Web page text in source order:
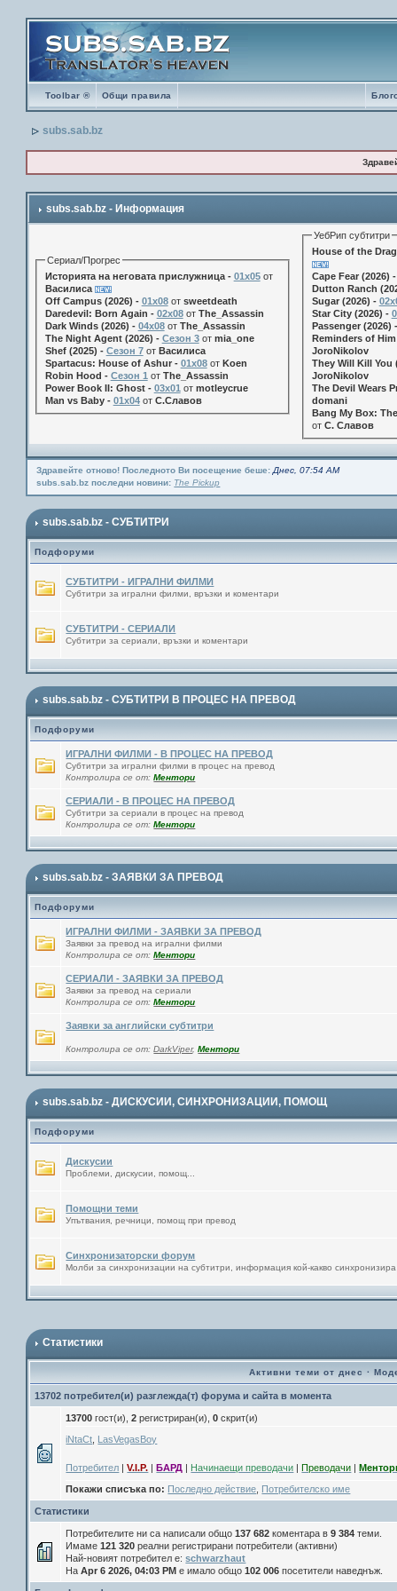
Toolbar ® Общи правила
subs.sab.bz
subs.sab.bz - Информация
Сериал/Прогрес
Историята на неговата прислужница - 01х05от
Василиса
Off Campus (2026) - 01x08от sweetdeath
Daredevil: Born Again - 02x08от The_Assassin
Dark Winds (2026) - 04x08от The_Assassin
The Night Agent (2026) - Сезон 3от mia_one
Shef (2025) - Сезон 7от Василиса
Spartacus: House of Ashur - 01x08от Koen
Robin Hood - Сезон 1 от The_Assassin
Power Book II: Ghost - 03x01 от motleycrue
Man vs Baby - 01x04от С.Славов
УебРип субтитри
House of the
Cape Fear (2026)
Dutton Ranch
Sugar (2026) -
Star City (2026) -
Passenger (2026)
Reminders of
JoroNikolov
They Will Kill You
JoroNikolov
The Devil Wears
domani
Bang My Box:
от С. Славов
Здравейте отново! Последното Ви посещение беше:Днес, 07:54 AM
subs.sab.bz последни новини: The Pickup
subs.sab.bz - СУБТИТРИ
Подфоруми
СУБТИТРИ - ИГРАЛНИ ФИЛМИ
Субтитри за игрални филми, връзки и коментари
СУБТИТРИ - СЕРИАЛИ
Субтитри за сериали, връзки и коментари
subs.sab.bz - СУБТИТРИ В ПРОЦЕС НА ПРЕВОД
Подфоруми
ИГРАЛНИ ФИЛМИ - В ПРОЦЕС НА ПРЕВОД
Субтитри за игрални филми в процес на превод
Контролира се от:Ментори
СЕРИАЛИ - В ПРОЦЕС НА ПРЕВОД
Субтитри за сериали в процес на превод
Контролира се от:Ментори
subs.sab.bz - ЗАЯВКИ ЗА ПРЕВОД
Подфоруми
ИГРАЛНИ ФИЛМИ - ЗАЯВКИ ЗА ПРЕВОД
Заявки за превод на игрални филми
Контролира се от:Ментори
СЕРИАЛИ - ЗАЯВКИ ЗА ПРЕВОД
Заявки за превод на сериали
Контролира се от:Ментори
Заявки за английски субтитри
Контролира се от:DarkViper,Ментори
subs.sab.bz - ДИСКУСИИ, СИНХРОНИЗАЦИИ, ПОМОЩ
Подфоруми
Дискусии
Проблеми, дискусии, помощ...
Помощни теми
Упътвания, речници, помощ при превод
Синхронизаторски форум
Молби за синхронизации на субтитри, информация кой-какво синхронизира
Статистики
Активни теми от днес ·
13702 потребител(и) разглежда(т) форума и сайта в момента
13700 гост(и),2 регистриран(и),0 скрит(и)
iNtaCt LasVegasBoy
Потребител |V.I.P. |БАРД | Начинаещи преводачи |Преводачи |
Покажи списъка по: Последно действие Потребителско име
Статистики
Потребителите ни са написали общо137 682 коментара в9 384 теми.
Имаме121 320 реални регистрирани потребители (активни)
Най-новият потребител е:schwarzhaut
НаApr 6 2026, 04:03 PM е имало общо102 006 посетители наведнъж.